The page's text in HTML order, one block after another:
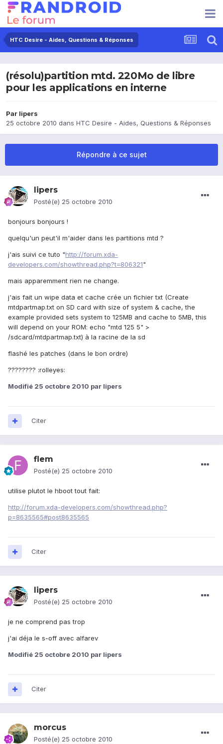
HTC Desire - Aides, Questions & Réponses
(résolu)partition mtd. 220Mo de libre
pour les applications en interne
Par lipers
25 octobre 2010 dans HTC Desire - Aides, Questions & Réponses
Répondre à ce sujet
lipers
Posté(e) 25 octobre 2010
bonjours bonjours !
quelqu'un peut'il m'aider dans les partitions mtd ?
j'ais suivi ce tuto "http://forum.xda-
developers.com/showthread.php?t=806321"
mais apparemment rien ne change.
j'ais fait un wipe data et cache crée un fichier txt (Create
mtdpartmap.txt on SD card with size of system & cache, the
example provided sets system to 125MB and cache to 5MB, this
will depend on your ROM: echo "mtd 125 5" >
/sdcard/mtdpartmap.txt) à la racine de la sd
flashé les patches (dans le bon ordre)
???????? :rolleyes:
Modifié 25 octobre 2010 par lipers
Citer
flem
Posté(e) 25 octobre 2010
utilise plutot le hboot tout fait:
http://forum.xda-developers.com/showthread.php?
p=8635565#post8635565
Citer
lipers
Posté(e) 25 octobre 2010
je ne comprend pas trop
j'ai déja le s-off avec alfarev
Modifié 25 octobre 2010 par lipers
Citer
morcus
Posté(e) 25 octobre 2010